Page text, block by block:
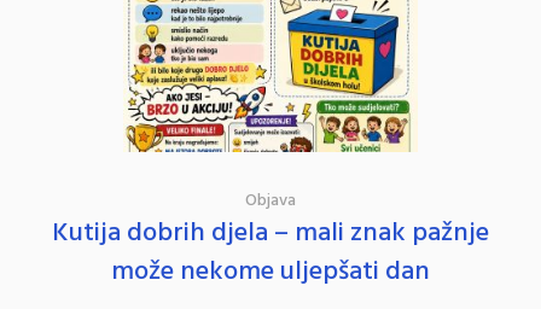
Objava
Kutija dobrih djela – mali znak pažnje
može nekome uljepšati dan